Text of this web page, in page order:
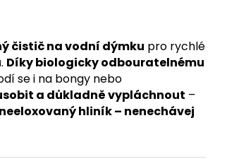
čistič na vodní dýmku pro rychlé
Díky biologicky odbouratelnému
se i na bongy nebo
a důkladně vypláchnout –
hliník – nenechávej